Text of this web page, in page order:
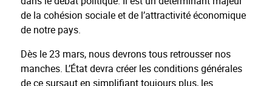
de la cohésion sociale et de l’attractivité économique
de notre pays.
Dès le 23 mars, nous devrons tous retrousser nos
manches. L’État devra créer les conditions générales
de ce sursaut en simplifiant toujours plus, les